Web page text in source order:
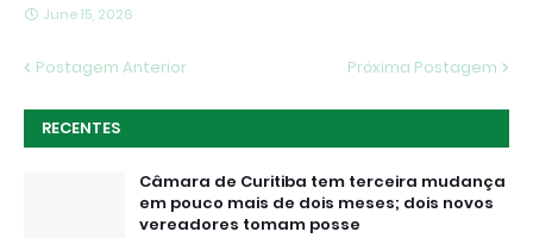
June 15, 2026
Postagem Anterior Próxima Postagem
RECENTES
Câmara de Curitiba tem terceira mudança
em pouco mais de dois meses; dois novos
vereadores tomam posse